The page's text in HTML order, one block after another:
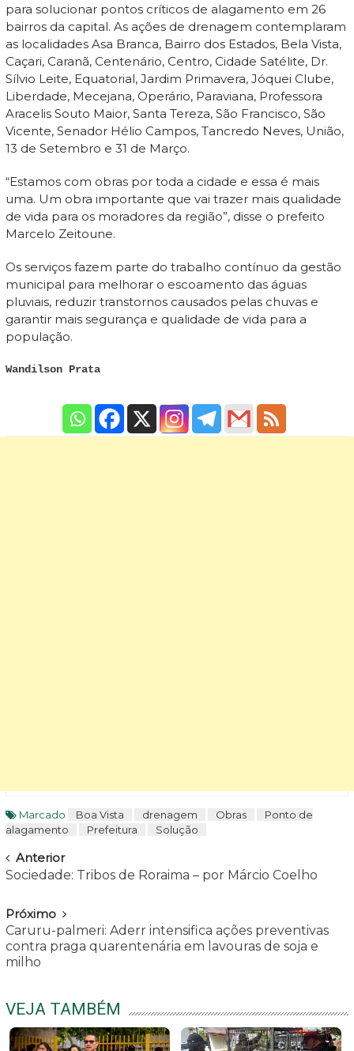
para solucionar pontos críticos de alagamento em 26
bairros da capital. As ações de drenagem contemplaram
as localidades Asa Branca, Bairro dos Estados, Bela Vista,
Caçari, Caranã, Centenário, Centro, Cidade Satélite, Dr.
Sílvio Leite, Equatorial, Jardim Primavera, Jóquei Clube,
Liberdade, Mecejana, Operário, Paraviana, Professora
Aracelis Souto Maior, Santa Tereza, São Francisco, São
Vicente, Senador Hélio Campos, Tancredo Neves, União,
13 de Setembro e 31 de Março.
“Estamos com obras por toda a cidade e essa é mais
uma. Um obra importante que vai trazer mais qualidade
de vida para os moradores da região”, disse o prefeito
Marcelo Zeitoune.
Os serviços fazem parte do trabalho contínuo da gestão
municipal para melhorar o escoamento das águas
pluviais, reduzir transtornos causados pelas chuvas e
garantir mais segurança e qualidade de vida para a
população.
Wandilson Prata
Marcado Boa Vista drenagem Obras
Ponto de
alagamento
Prefeitura Solução
Navegar
Anterior
Sociedade: Tribos de Roraima – por Márcio Coelho
Próximo
Caruru-palmeri: Aderr intensifica ações preventivas
contra praga quarentenária em lavouras de soja e
milho
VEJA TAMBÉM